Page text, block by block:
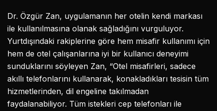
Dr. Özgür Zan, uygulamanın her otelin kendi markası
ile kullanılmasına olanak sağladığını vurguluyor.
Yurtdışındaki rakiplerine göre hem misafir kullanımı için
hem de otel çalışanlarına iyi bir kullanıcı deneyimi
sunduklarını söyleyen Zan, “Otel misafirleri, sadece
akıllı telefonlarını kullanarak, konakladıkları tesisin tüm
hizmetlerinden, dil engeline takılmadan
faydalanabiliyor. Tüm istekleri cep telefonları ile